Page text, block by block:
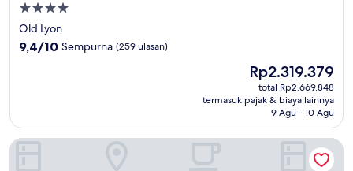
Properti
bintang
4.0
Old Lyon
9.4
9,4/10 Sempurna (259 ulasan)
Harga
sekarang
Rp2.319.379
Rp2.319.379
total Rp2.669.848
termasuk pajak & biaya lainnya
9 Agu - 10 Agu
MiHotel La Tour Rose